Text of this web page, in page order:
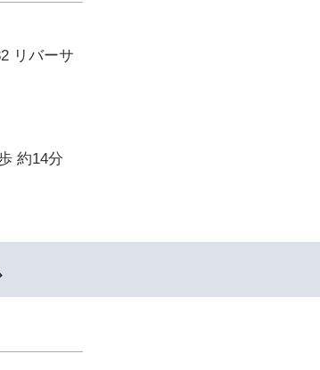
リバーサ
約14分